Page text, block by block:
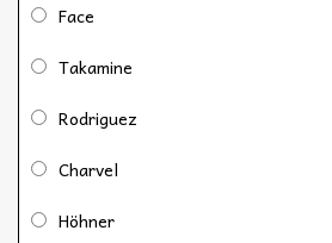
Face
Takamine
Rodriguez
Charvel
Höhner